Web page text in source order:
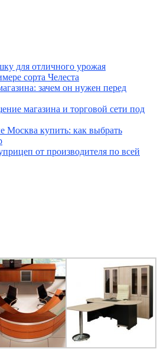
для отличного урожая
сорта Челеста
зачем он нужен перед
магазина и торговой сети под
Москва купить: как выбрать
от производителя по всей